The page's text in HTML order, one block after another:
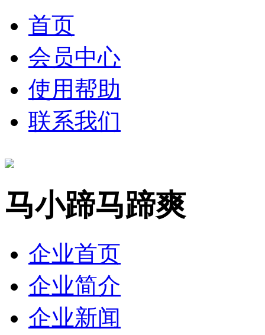
首页
会员中心
使用帮助
联系我们
马小蹄马蹄爽
企业首页
企业简介
企业新闻